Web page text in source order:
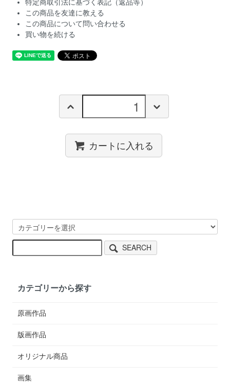
特定商取引法に基づく表記（返品等）
この商品を友達に教える
この商品について問い合わせる
買い物を続ける
カートに入れる
SEARCH
カテゴリーから探す
原画作品
版画作品
オリジナル商品
画集